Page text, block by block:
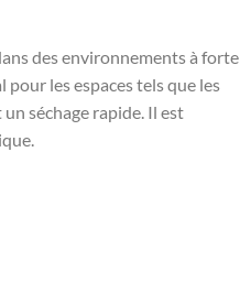
des environnements à forte
les espaces tels que les
séchage rapide. Il est